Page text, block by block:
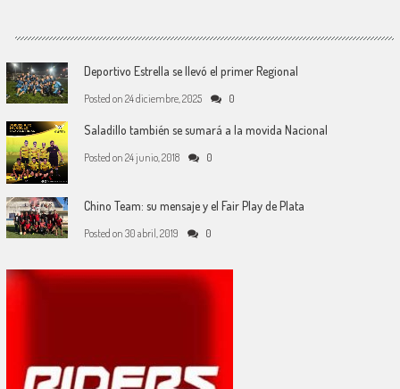
Deportivo Estrella se llevó el primer Regional
Posted on 24 diciembre, 2025 0
Saladillo también se sumará a la movida Nacional
Posted on 24 junio, 2018 0
Chino Team: su mensaje y el Fair Play de Plata
Posted on 30 abril, 2019 0